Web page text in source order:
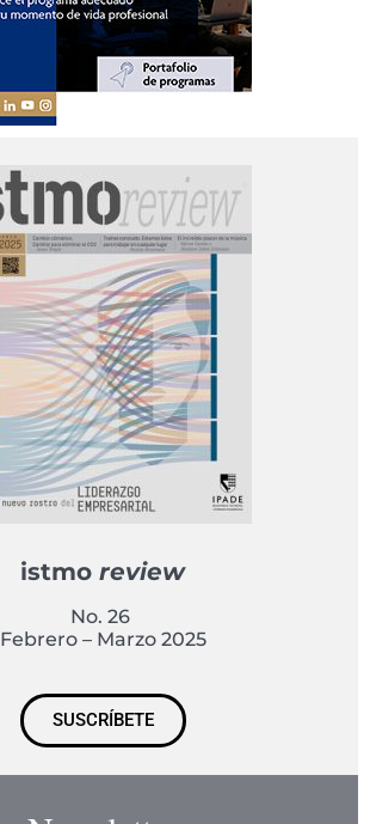
istmo review
No. 26
Febrero – Marzo 2025
SUSCRÍBETE